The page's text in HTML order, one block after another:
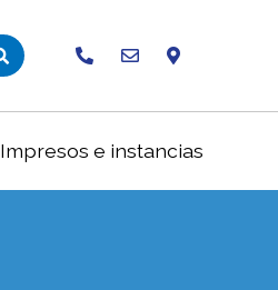
Impresos e instancias